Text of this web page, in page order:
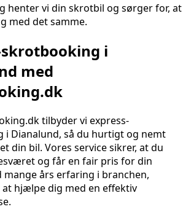
henter vi din skrotbil og sørger for, at
med det samme.
skrotbooking i
med
tilbyder vi express-
i Dianalund, så du hurtigt og nemt
din bil. Vores service sikrer, at du
og får en fair pris for din
mange års erfaring i branchen,
hjælpe dig med en effektiv